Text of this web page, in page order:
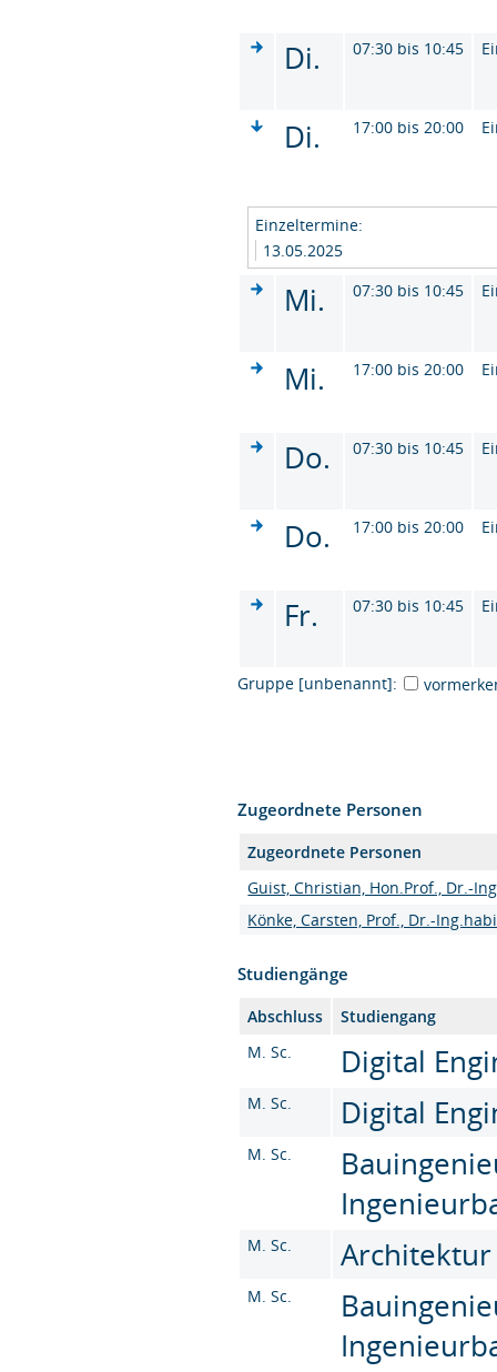
Di. 07:30 bis 10:45
Di. 17:00 bis 20:00
Einzeltermine:
13.05.2025
Mi. 07:30 bis 10:45
Mi. 17:00 bis 20:00
Do. 07:30 bis 10:45
Do. 17:00 bis 20:00
Fr. 07:30 bis 10:45
Gruppe [unbenannt]:
Zugeordnete Personen
Zugeordnete Personen
Guist, Christian, Hon.Prof., Dr.-
Könke, Carsten, Prof., Dr.-
Studiengänge
Abschluss
Studiengang
M. Sc.
Digital
M. Sc. Digital
M. Sc.
M. Sc. Architektur
M. Sc.